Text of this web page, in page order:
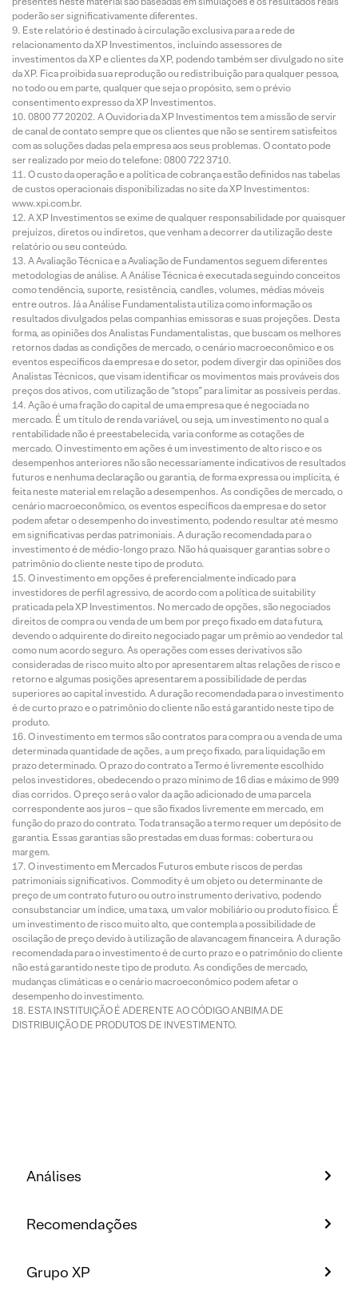
poderão ser significativamente diferentes.
Este relatório é destinado à circulação exclusiva para a rede de
relacionamento da XP Investimentos, incluindo assessores de
investimentos da XP e clientes da XP, podendo também ser divulgado no site
da XP. Fica proibida sua reprodução ou redistribuição para qualquer pessoa,
no todo ou em parte, qualquer que seja o propósito, sem o prévio
consentimento expresso da XP Investimentos.
0800 77 20202. A Ouvidoria da XP Investimentos tem a missão de servir
de canal de contato sempre que os clientes que não se sentirem satisfeitos
com as soluções dadas pela empresa aos seus problemas. O contato pode
ser realizado por meio do telefone: 0800 722 3710.
O custo da operação e a política de cobrança estão definidos nas tabelas
de custos operacionais disponibilizadas no site da XP Investimentos:
www.xpi.com.br.
A XP Investimentos se exime de qualquer responsabilidade por quaisquer
prejuízos, diretos ou indiretos, que venham a decorrer da utilização deste
relatório ou seu conteúdo.
A Avaliação Técnica e a Avaliação de Fundamentos seguem diferentes
metodologias de análise. A Análise Técnica é executada seguindo conceitos
como tendência, suporte, resistência, candles, volumes, médias móveis
entre outros. Já a Análise Fundamentalista utiliza como informação os
resultados divulgados pelas companhias emissoras e suas projeções. Desta
forma, as opiniões dos Analistas Fundamentalistas, que buscam os melhores
retornos dadas as condições de mercado, o cenário macroeconômico e os
eventos específicos da empresa e do setor, podem divergir das opiniões dos
Analistas Técnicos, que visam identificar os movimentos mais prováveis dos
preços dos ativos, com utilização de “stops” para limitar as possíveis perdas.
Ação é uma fração do capital de uma empresa que é negociada no
mercado. É um título de renda variável, ou seja, um investimento no qual a
rentabilidade não é preestabelecida, varia conforme as cotações de
mercado. O investimento em ações é um investimento de alto risco e os
desempenhos anteriores não são necessariamente indicativos de resultados
futuros e nenhuma declaração ou garantia, de forma expressa ou implícita, é
feita neste material em relação a desempenhos. As condições de mercado, o
cenário macroeconômico, os eventos específicos da empresa e do setor
podem afetar o desempenho do investimento, podendo resultar até mesmo
em significativas perdas patrimoniais. A duração recomendada para o
investimento é de médio-longo prazo. Não há quaisquer garantias sobre o
patrimônio do cliente neste tipo de produto.
O investimento em opções é preferencialmente indicado para
investidores de perfil agressivo, de acordo com a política de suitability
praticada pela XP Investimentos. No mercado de opções, são negociados
direitos de compra ou venda de um bem por preço fixado em data futura,
devendo o adquirente do direito negociado pagar um prêmio ao vendedor tal
como num acordo seguro. As operações com esses derivativos são
consideradas de risco muito alto por apresentarem altas relações de risco e
retorno e algumas posições apresentarem a possibilidade de perdas
superiores ao capital investido. A duração recomendada para o investimento
é de curto prazo e o patrimônio do cliente não está garantido neste tipo de
produto.
O investimento em termos são contratos para compra ou a venda de uma
determinada quantidade de ações, a um preço fixado, para liquidação em
prazo determinado. O prazo do contrato a Termo é livremente escolhido
pelos investidores, obedecendo o prazo mínimo de 16 dias e máximo de 999
dias corridos. O preço será o valor da ação adicionado de uma parcela
correspondente aos juros – que são fixados livremente em mercado, em
função do prazo do contrato. Toda transação a termo requer um depósito de
garantia. Essas garantias são prestadas em duas formas: cobertura ou
margem.
O investimento em Mercados Futuros embute riscos de perdas
patrimoniais significativos. Commodity é um objeto ou determinante de
preço de um contrato futuro ou outro instrumento derivativo, podendo
consubstanciar um índice, uma taxa, um valor mobiliário ou produto físico. É
um investimento de risco muito alto, que contempla a possibilidade de
oscilação de preço devido à utilização de alavancagem financeira. A duração
recomendada para o investimento é de curto prazo e o patrimônio do cliente
não está garantido neste tipo de produto. As condições de mercado,
mudanças climáticas e o cenário macroeconômico podem afetar o
desempenho do investimento.
ESTA INSTITUIÇÃO É ADERENTE AO CÓDIGO ANBIMA DE
DISTRIBUIÇÃO DE PRODUTOS DE INVESTIMENTO.
Análises
Recomendações
Grupo XP